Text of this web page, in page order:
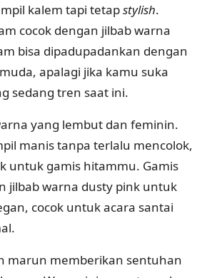
kalem tapi tetapstylish.
cocok dengan jilbab warna
bisa dipadupadankan dengan
apalagi jika kamu suka
sedang tren saat ini.
yang lembut dan feminin.
manis tanpa terlalu mencolok,
untuk gamis hitammu. Gamis
jilbab warna dusty pink untuk
cocok untuk acara santai
marun memberikan sentuhan